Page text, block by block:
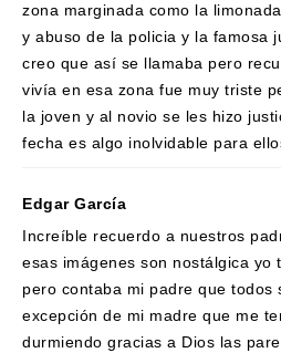
zona marginada como la
y abuso de la policia y la famosa
creo que así se llamaba pero
vivía en esa zona fue muy triste
la joven y al novio se les hizo
fecha es algo inolvidable para
Edgar García
Increíble recuerdo a nuestros
esas imágenes son nostálgica yo
pero contaba mi padre que todos
excepción de mi madre que me
durmiendo gracias a Dios las